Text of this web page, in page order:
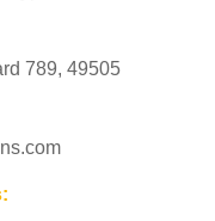
789, 49505